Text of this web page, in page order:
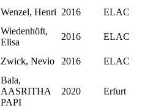
Wenzel, Henri 2016 ELAC
Wiedenhöft,
Elisa
2016 ELAC
Zwick, Nevio 2016 ELAC
Bala,
AASRITHA
PAPI
2020 Erfurt